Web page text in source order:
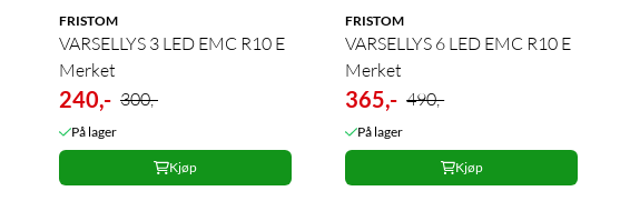
FRISTOM
VARSELLYS 3 LED EMC R10 E
Merket
240,- 300,-
På lager
Kjøp
FRISTOM
VARSELLYS 6 LED EMC R10 E
Merket
365,- 490,-
På lager
Kjøp